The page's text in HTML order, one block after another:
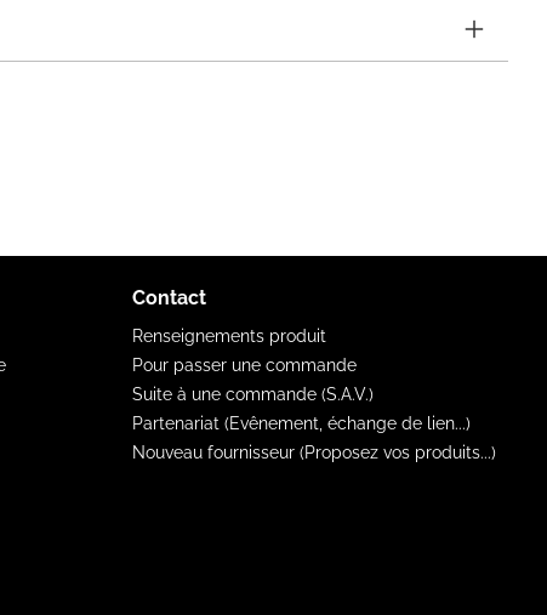
Contact
Renseignements produit
Pour passer une commande
Suite à une commande (S.A.V.)
Partenariat (Evênement, échange de lien...)
Nouveau fournisseur (Proposez vos produits...)